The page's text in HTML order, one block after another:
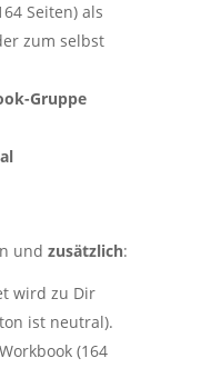
Seiten) als
zum selbst
Gruppe
und zusätzlich:
wird zu Dir
ist neutral).
(164